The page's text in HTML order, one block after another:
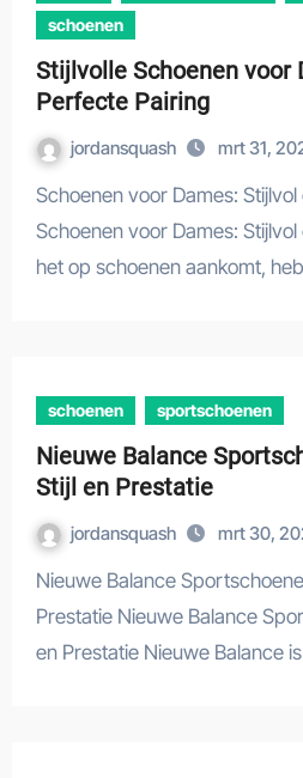
schoenen
Stijlvolle Schoenen voor
Perfecte Pairing
jordansquash mrt 31,
Schoenen voor Dames: Stijlvol en Comfortabel
Schoenen voor Dames:
het op schoenen aankomt,
schoenen sportschoenen
Nieuwe Balance
Stijl en Prestatie
jordansquash mrt 30,
Nieuwe Balance Sportschoenen: Comfort en
Prestatie Nieuwe Balance
en Prestatie Nieuwe Balance